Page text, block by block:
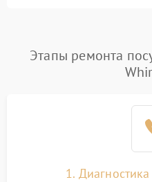
Проблемы с набором
воды
циркуляционным насосом
Этапы ремонта
1.